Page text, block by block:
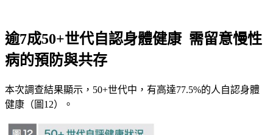
逾7成50+世代自認身體健康 需留意慢性
病的預防與共存
本次調查結果顯示，50+世代中，有高達77.5%的人自認身體
健康（圖12）。